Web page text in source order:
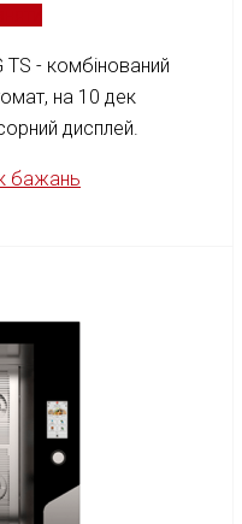
- комбінований
на 10 дек
дисплей.
бажань